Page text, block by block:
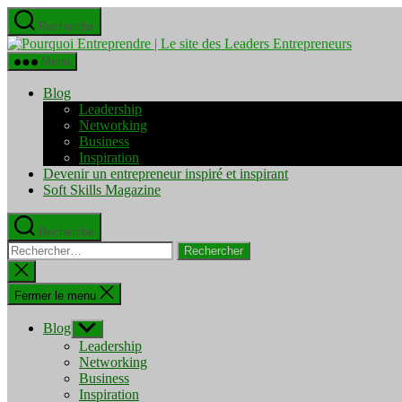
Aller
au
contenu
Recherche
Pourquoi
Menu
Blog
Leadership
Networking
Business
Inspiration
Devenir un entrepreneur inspiré et inspirant
Soft Skills Magazine
Recherche
Rechercher :
Fermer
la
recherche
Fermer le menu
Blog Afficher
le
sous-
menu
Leadership
Networking
Business
Inspiration